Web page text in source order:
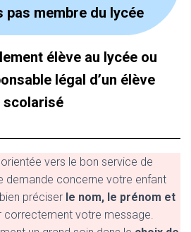
pas membre du lycée
élève au lycée ou
légal d’un élève
scolarisé
vers le bon service de
demande concerne votre enfant
préciser le nom, le prénom et
correctement votre message.